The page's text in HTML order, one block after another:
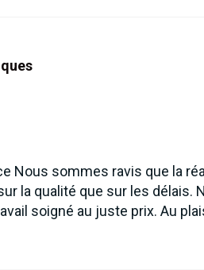
Nous sommes ravis que la
la qualité que sur les délais.
soigné au juste prix. Au